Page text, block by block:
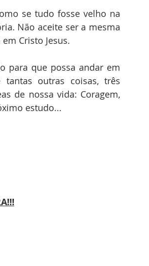
se tudo fosse velho na
Não aceite ser a mesma
Cristo Jesus.
para que possa andar em
tantas outras coisas, três
de nossa vida: Coragem,
estudo...